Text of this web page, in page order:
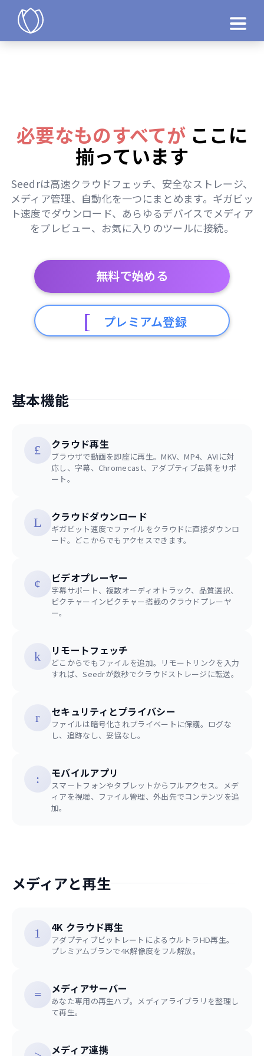
必要なものすべてが ここに
揃っています
Seedrは高速クラウドフェッチ、安全なストレージ、
メディア管理、自動化を一つにまとめます。ギガビッ
ト速度でダウンロード、あらゆるデバイスでメディア
をプレビュー、お気に入りのツールに接続。
無料で始める
プレミアム登録
基本機能
クラウド再生
ブラウザで動画を即座に再生。MKV、MP4、AVIに対
応し、字幕、Chromecast、アダプティブ品質をサポ
ート。
クラウドダウンロード
ギガビット速度でファイルをクラウドに直接ダウンロ
ード。どこからでもアクセスできます。
ビデオプレーヤー
字幕サポート、複数オーディオトラック、品質選択、
ピクチャーインピクチャー搭載のクラウドプレーヤ
ー。
リモートフェッチ
どこからでもファイルを追加。リモートリンクを入力
すれば、Seedrが数秒でクラウドストレージに転送。
セキュリティとプライバシー
ファイルは暗号化されプライベートに保護。ログな
し、追跡なし、妥協なし。
モバイルアプリ
スマートフォンやタブレットからフルアクセス。メデ
ィアを視聴、ファイル管理、外出先でコンテンツを追
加。
メディアと再生
4K クラウド再生
アダプティブビットレートによるウルトラHD再生。
プレミアムプランで4K解像度をフル解放。
メディアサーバー
あなた専用の再生ハブ。メディアライブラリを整理し
て再生。
メディア連携